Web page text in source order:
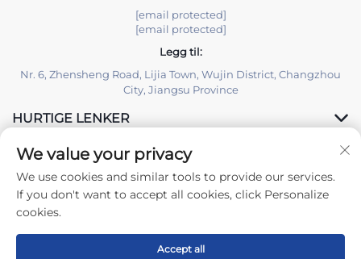
[email protected]
[email protected]
Legg til:
Nr. 6, Zhensheng Road, Lijia Town, Wujin District, Changzhou
City, Jiangsu Province
HURTIGE LENKER
PRODUKTER
Copyright © 2025 Changzhou Yuzisenhan Electronic Co.,Ltd.
We value your privacy
We use cookies and similar tools to provide our services.
If you don't want to accept all cookies, click Personalize
cookies.
Accept all